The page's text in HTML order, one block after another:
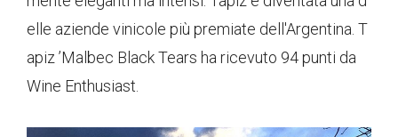
elle aziende vinicole più premiate dell'Argentina. T
apiz ’Malbec Black Tears ha ricevuto 94 punti da
Wine Enthusiast.